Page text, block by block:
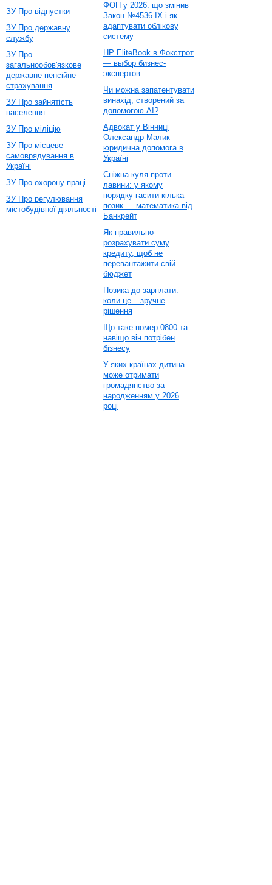
ЗУ Про відпустки
ЗУ Про державну
службу
ЗУ Про
загальнообов'язкове
державне пенсійне
страхування
ЗУ Про зайнятість
населення
ЗУ Про міліцію
ЗУ Про місцеве
самоврядування в
Україні
ЗУ Про охорону праці
ЗУ Про регулювання
містобудівної діяльності
ФОП у 2026: що змінив
Закон №4536-IX і як
адаптувати облікову
систему
HP EliteBook в Фокстрот
— выбор бизнес-
экспертов
Чи можна запатентувати
винахід, створений за
допомогою AI?
Адвокат у Вінниці
Олександр Малик —
юридична допомога в
Україні
Сніжна куля проти
лавини: у якому
порядку гасити кілька
позик — математика від
Банкрейт
Як правильно
розрахувати суму
кредиту, щоб не
перевантажити свій
бюджет
Позика до зарплати:
коли це – зручне
рішення
Що таке номер 0800 та
навіщо він потрібен
бізнесу
У яких країнах дитина
може отримати
громадянство за
народженням у 2026
році